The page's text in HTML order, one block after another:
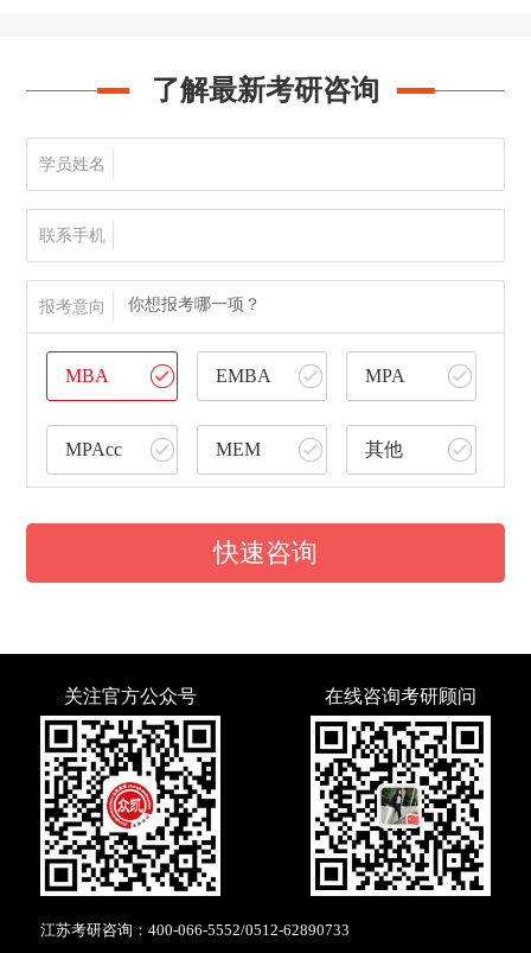
了解最新考研咨询
学员姓名
联系手机
报考意向 你想报考哪一项？
MBA EMBA MPA
MPAcc MEM 其他
快速咨询
关注官方公众号 在线咨询考研顾问
江苏考研咨询： 400-066-5552/0512-62890733